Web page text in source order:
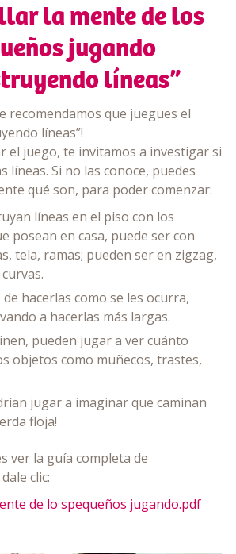
la mente de los
jugando
líneas”
recomendamos que juegues el
líneas”!
el juego, te invitamos a investigar si
líneas. Si no las conoce, puedes
qué son, para poder comenzar:
líneas en el piso con los
posean en casa, puede ser con
tela, ramas; pueden ser en zigzag,
hacerlas como se les ocurra,
a hacerlas más largas.
pueden jugar a ver cuánto
objetos como muñecos, trastes,
jugar a imaginar que caminan
floja!
ver la guía completa de
clic:
de lo spequeños jugando.pdf